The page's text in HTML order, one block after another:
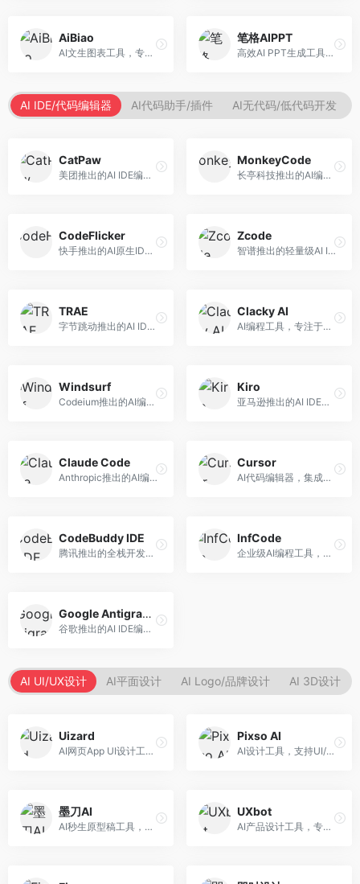
AiBiao
AI文生图表工具，专注于数据可视化展示。面向数据分析师和职场人士，提供图表生成、数据可视化、PPT嵌入等服务，数据展示专业。
笔格AIPPT
高效AI PPT生成工具，专注于演示文稿智能创作。面向职场人士，支持主题输入、内容生成、设计美化等功能，PPT制作效率高。
AI IDE/代码编辑器 AI代码助手/插件 AI无代码/低代码开发
CatPaw
美团推出的AI IDE编程工具，专注于本地开发生态。面向开发者，提供智能代码补全、代码生成、项目管理等服务，本地开发体验好。
MonkeyCode
长亭科技推出的AI编程助手，专注于安全开发。面向开发者，提供代码生成、安全检测、漏洞修复等服务，安全开发能力强。
CodeFlicker
快手推出的AI原生IDE，专注于短视频相关开发。面向快手生态开发者，提供代码生成、调试辅助等服务，与快手开发生态深度整合。
Zcode
智谱推出的轻量级AI IDE，基于GLM模型。面向开发者，提供智能代码补全、代码生成、错误检测等服务，中文编程支持好。
TRAE
字节跳动推出的AI IDE编程工具，深度集成大模型能力。面向开发者，提供智能代码补全、代码解释、重构优化等服务，编程效率显著提升。
Clacky AI
AI编程工具，专注于代码智能生成与优化。面向开发者，提供代码生成、代码重构、错误修复等服务，编程效率高。
Windsurf
Codeium推出的AI编程工具，专注于代码智能辅助。面向开发者，提供代码补全、代码生成、代码解释等服务，多语言支持完善。
Kiro
亚马逊推出的AI IDE，深度整合AWS云服务。面向AWS开发者，提供代码生成、云服务集成、部署自动化等服务，与AWS生态无缝衔接。
Claude Code
Anthropic推出的AI编程工具，基于Claude模型。面向开发者，提供代码生成、代码审查、调试辅助等服务，代码质量高，推理能力强。
Cursor
AI代码编辑器，集成GPT-4模型，专注于智能编程辅助。面向开发者，提供代码生成、代码解释、错误修复等服务，编程体验流畅，开发效率高。
CodeBuddy IDE
腾讯推出的全栈开发AI IDE，整合腾讯云服务。面向开发者，提供代码生成、调试辅助、部署服务等功能，与腾讯云生态深度整合。
InfCode
企业级AI编程工具，专注于团队协作开发。面向企业开发团队，提供代码生成、代码审查、团队协作等服务，企业级功能完善。
Google Antigravity
谷歌推出的AI IDE编程智能体，整合Google Cloud服务。面向谷歌生态开发者，提供智能编程辅助、云服务集成等功能。
AI UI/UX设计 AI平面设计 AI Logo/品牌设计 AI 3D设计
Uizard
AI网页App UI设计工具，专注于快速界面生成。面向产品经理和设计师，提供线框图转UI、界面生成、设计优化等服务，设计速度快。
Pixso AI
AI设计工具，支持UI/UX设计全流程。面向设计师和产品团队，提供界面生成、设计优化、协作评审等服务，国产替代方案，团队协作便捷。
墨刀AI
AI秒生原型稿工具，专注于快速原型设计。面向产品经理和设计师，提供原型生成、交互设计、团队协作等服务，原型制作效率高。
UXbot
AI产品设计工具，专注于用户体验优化。面向UX设计师，提供用户研究、设计建议、可用性测试等服务，UX设计支持完善。